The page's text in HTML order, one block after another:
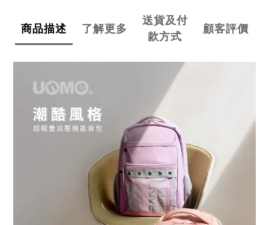
商品描述 了解更多
送貨及付
款方式
顧客評價